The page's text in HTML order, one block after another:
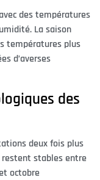
des températures
La saison
températures plus
d’averses
des
deux fois plus
restent stables entre
octobre